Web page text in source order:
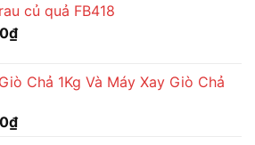
củ quả FB418
₫
Chả 1Kg Và Máy Xay Giò Chả
₫